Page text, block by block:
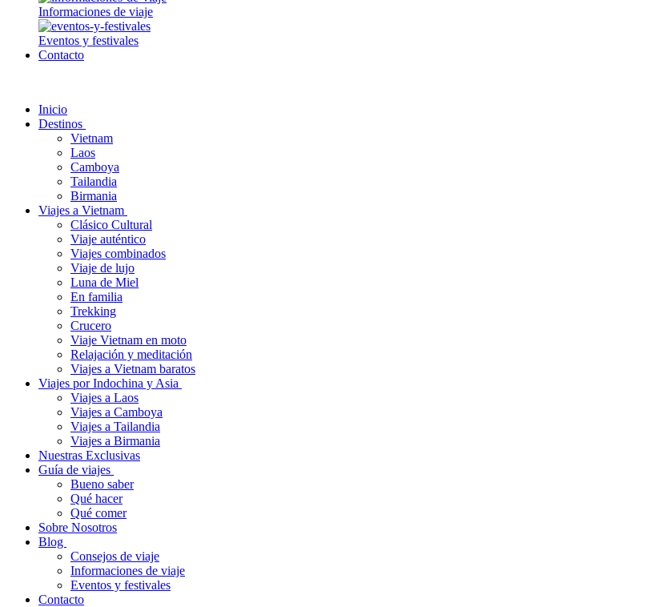
Informaciones de viaje
Eventos y festivales
Contacto
Inicio
Destinos
Vietnam
Laos
Camboya
Tailandia
Birmania
Viajes a Vietnam
Clásico Cultural
Viaje auténtico
Viajes combinados
Viaje de lujo
Luna de Miel
En familia
Trekking
Crucero
Viaje Vietnam en moto
Relajación y meditación
Viajes a Vietnam baratos
Viajes por Indochina y Asia
Viajes a Laos
Viajes a Camboya
Viajes a Tailandia
Viajes a Birmania
Nuestras Exclusivas
Guía de viajes
Bueno saber
Qué hacer
Qué comer
Sobre Nosotros
Blog
Consejos de viaje
Informaciones de viaje
Eventos y festivales
Contacto